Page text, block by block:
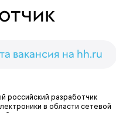
вакансия на hh.ru
российский разработчик
в области сетевой